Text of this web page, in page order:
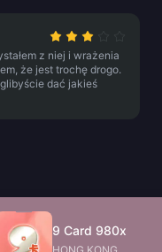
z niej i wrażenia
że jest trochę drogo.
dać jakieś
9 Card 980x